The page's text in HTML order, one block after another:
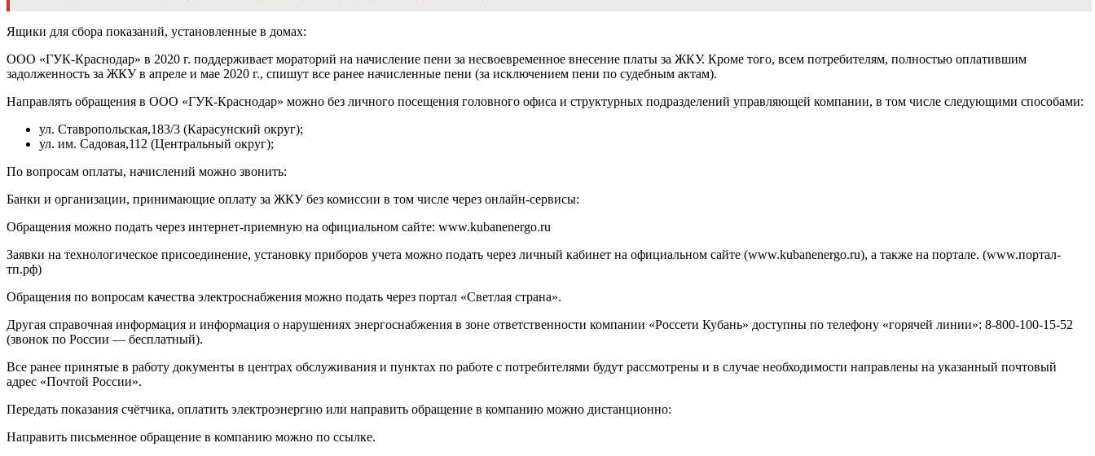
Ящики для сбора показаний, установленные в домах:
ООО «ГУК-Краснодар» в 2020 г. поддерживает мораторий на начисление пени за несвоевременное внесение платы за ЖКУ. Кроме того, всем потребителям, полностью оплатившим
задолженность за ЖКУ в апреле и мае 2020 г., спишут все ранее начисленные пени (за исключением пени по судебным актам).
Направлять обращения в ООО «ГУК-Краснодар» можно без личного посещения головного офиса и структурных подразделений управляющей компании, в том числе следующими способами:
ул. Ставропольская,183/3 (Карасунский округ);
ул. им. Садовая,112 (Центральный округ);
По вопросам оплаты, начислений можно звонить:
Банки и организации, принимающие оплату за ЖКУ без комиссии в том числе через онлайн-сервисы:
Обращения можно подать через интернет-приемную на официальном сайте: www.kubanenergo.ru
Заявки на технологическое присоединение, установку приборов учета можно подать через личный кабинет на официальном сайте (www.kubanenergo.ru), а также на портале. (www.портал-
тп.рф)
Обращения по вопросам качества электроснабжения можно подать через портал «Светлая страна».
Другая справочная информация и информация о нарушениях энергоснабжения в зоне ответственности компании «Россети Кубань» доступны по телефону «горячей линии»: 8-800-100-15-52
(звонок по России — бесплатный).
Все ранее принятые в работу документы в центрах обслуживания и пунктах по работе с потребителями будут рассмотрены и в случае необходимости направлены на указанный почтовый
адрес «Почтой России».
Передать показания счётчика, оплатить электроэнергию или направить обращение в компанию можно дистанционно:
Направить письменное обращение в компанию можно по ссылке.